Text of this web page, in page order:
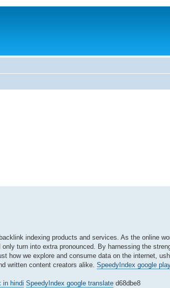
indexing products and services. As the online
turn into extra pronounced. By harnessing the
how we explore and consume data on the internet,
written content creators alike. SpeedyIndex google
in hindi SpeedyIndex google translate d68dbe8